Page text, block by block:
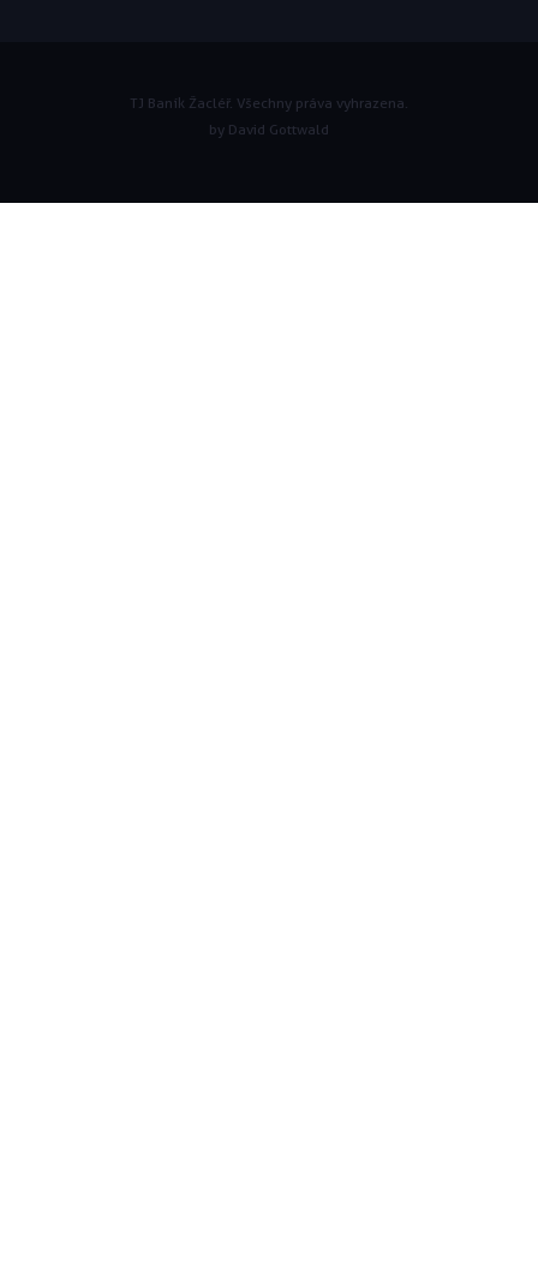
TJ Baník Žacléř. Všechny práva vyhrazena.
by David Gottwald